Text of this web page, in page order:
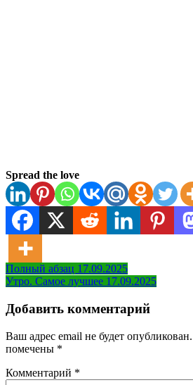
Spread the love
Навигация
по
записям
Полный абзац 17.09.2025
Утро. Самое лучшее 17.09.2025
Добавить комментарий
Ваш адрес email не будет опубликован.
помечены *
Комментарий *